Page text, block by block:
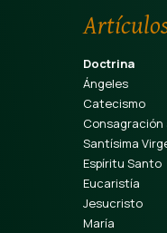
Doctrina
Ángeles
Catecismo
Consagración
Santísima
Espíritu Santo
Eucaristía
Jesucristo
María